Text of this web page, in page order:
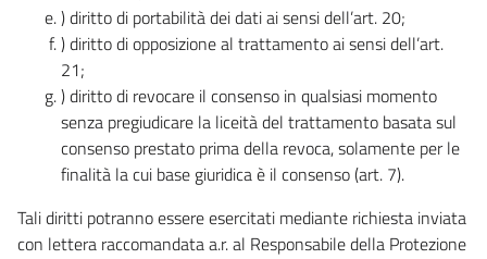
) diritto di portabilità dei dati ai sensi dell’art. 20;
) diritto di opposizione al trattamento ai sensi dell’art.
21;
) diritto di revocare il consenso in qualsiasi momento
senza pregiudicare la liceità del trattamento basata sul
consenso prestato prima della revoca, solamente per le
finalità la cui base giuridica è il consenso (art. 7).
Tali diritti potranno essere esercitati mediante richiesta inviata
con lettera raccomandata a.r. al Responsabile della Protezione